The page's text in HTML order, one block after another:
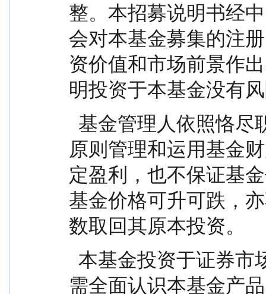
整。本招募说明书经
会对本基金募集的注
资价值和市场前景作
明投资于本基金没有
原则管理和运用基金
定盈利，也不保证基
基金价格可升可跌，
数取回其原本投资。
需全面认识本基金产